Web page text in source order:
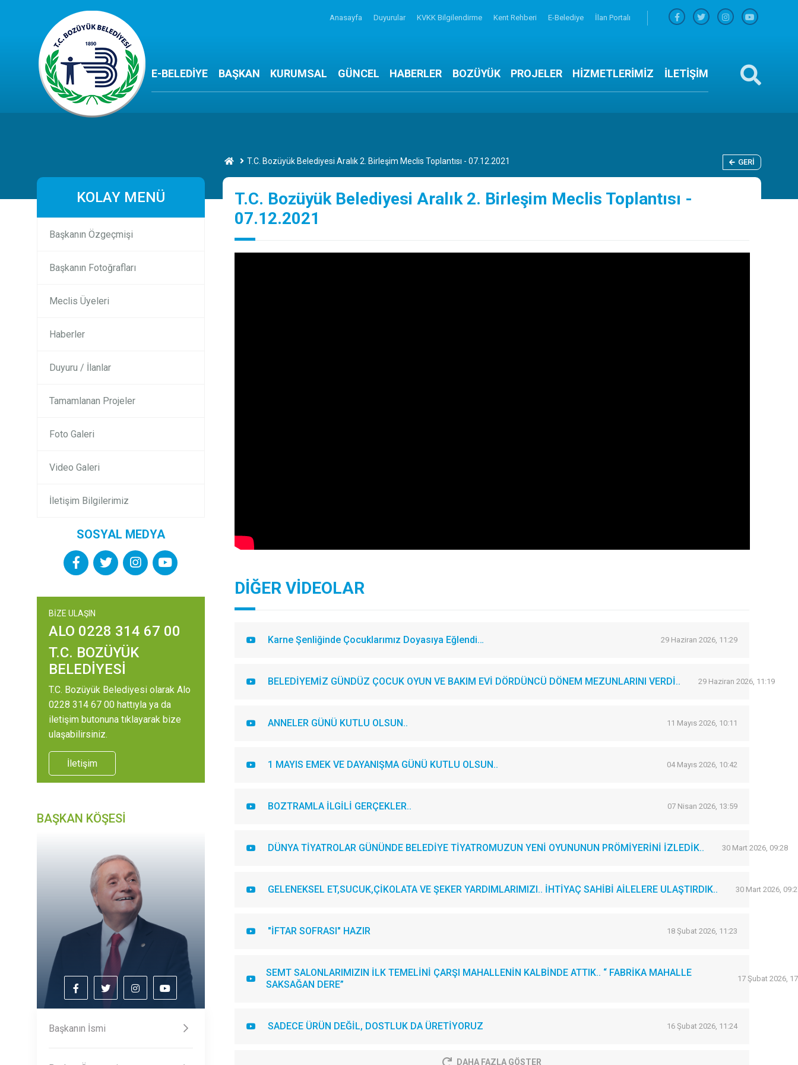
Anasayfa Duyurular KVKK Bilgilendirme Kent Rehberi E-Belediye İlan Portalı
E-BELEDİYE BAŞKAN KURUMSAL GÜNCEL HABERLER BOZÜYÜK PROJELER HİZMETLERİMİZ İLETİŞİM
T.C. Bozüyük Belediyesi Aralık 2. Birleşim Meclis Toplantısı - 07.12.2021 GERI
KOLAY MENÜ
Başkanın Özgeçmişi
Başkanın Fotoğrafları
Meclis Üyeleri
Haberler
Duyuru / İlanlar
Tamamlanan Projeler
Foto Galeri
Video Galeri
İletişim Bilgilerimiz
SOSYAL MEDYA
BİZE ULAŞIN
ALO 0228 314 67 00
T.C. BOZÜYÜK
BELEDİYESİ
T.C. Bozüyük Belediyesi olarak Alo
0228 314 67 00 hattıyla ya da
iletişim butonuna tıklayarak bize
ulaşabilirsiniz.
İletişim
BAŞKAN KÖŞESİ
Başkanın İsmi
T.C. Bozüyük Belediyesi Aralık 2. Birleşim Meclis Toplantısı -
07.12.2021
DİĞER VİDEOLAR
Karne Şenliğinde Çocuklarımız Doyasıya Eğlendi… 29 Haziran 2026, 11:29
BELEDİYEMİZ GÜNDÜZ ÇOCUK OYUN VE BAKIM EVİ DÖRDÜNCÜ DÖNEM MEZUNLARINI VERDİ.. 29 Haziran 2026, 11:19
ANNELER GÜNÜ KUTLU OLSUN.. 11 Mayıs 2026, 10:11
1 MAYIS EMEK VE DAYANIŞMA GÜNÜ KUTLU OLSUN.. 04 Mayıs 2026, 10:42
BOZTRAMLA İLGİLİ GERÇEKLER.. 07 Nisan 2026, 13:59
DÜNYA TİYATROLAR GÜNÜNDE BELEDİYE TİYATROMUZUN YENİ OYUNUNUN PRÖMİYERİNİ İZLEDİK.. 30 Mart 2026, 09:28
GELENEKSEL ET,SUCUK,ÇİKOLATA VE ŞEKER YARDIMLARIMIZI.. İHTİYAÇ SAHİBİ AİLELERE ULAŞTIRDIK.. 30 Mart 2026,
"İFTAR SOFRASI" HAZIR 18 Şubat 2026, 11:23
SEMT SALONLARIMIZIN İLK TEMELİNİ ÇARŞI MAHALLENİN KALBİNDE ATTIK.. “ FABRİKA MAHALLE
SAKSAĞAN DERE”
17 Şubat 2026,
SADECE ÜRÜN DEĞİL, DOSTLUK DA ÜRETİYORUZ 16 Şubat 2026, 11:24
DAHA FAZLA GÖSTER